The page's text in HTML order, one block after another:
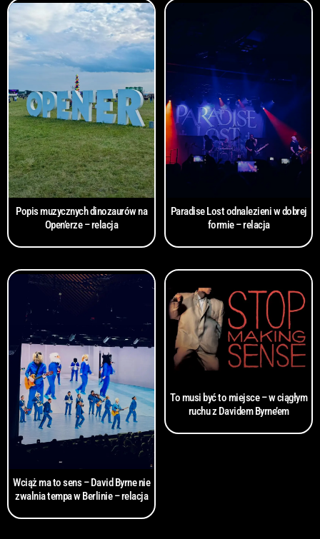
Popis muzycznych dinozaurów na
Open’erze – relacja
Paradise Lost odnalezieni w dobrej
formie – relacja
Wciąż ma to sens – David Byrne nie
zwalnia tempa w Berlinie – relacja
To musi być to miejsce – w ciągłym
ruchu z Davidem Byrne’em